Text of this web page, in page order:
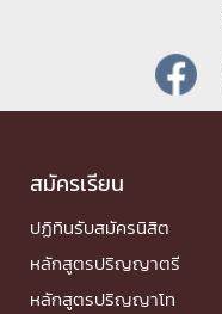
สมัครเรียน
ปฏิทินรับสมัครนิสิต
หลักสูตรปริญญาตรี
หลักสูตรปริญญาโท